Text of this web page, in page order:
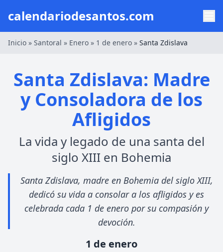
calendariodesantos.com
Inicio » Santoral » Enero » 1 de enero » Santa Zdislava
Santa Zdislava: Madre
y Consoladora de los
Afligidos
La vida y legado de una santa del
siglo XIII en Bohemia
Santa Zdislava, madre en Bohemia del siglo XIII,
dedicó su vida a consolar a los afligidos y es
celebrada cada 1 de enero por su compasión y
devoción.
1 de enero